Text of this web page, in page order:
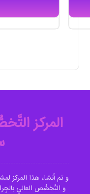
المرکز
و تم أنشاء هذا المرکز
و التَّخصُّص العالي